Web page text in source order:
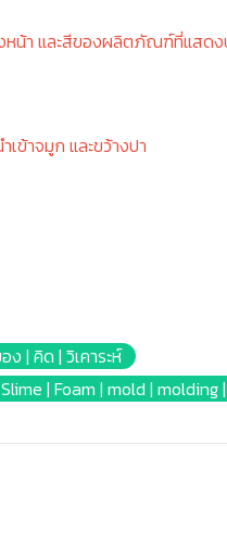
น้า และสีของผลิตภัณฑ์ที่แสดง
ข้าจมูก และขว้างปา
ง | คิด | วิเคาระห์
| Foam | mold | molding